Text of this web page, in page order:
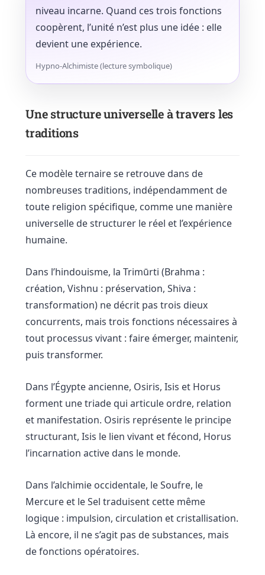
niveau incarne. Quand ces trois fonctions
coopèrent, l’unité n’est plus une idée : elle
devient une expérience.
Hypno-Alchimiste (lecture symbolique)
Une structure universelle à travers les
traditions
Ce modèle ternaire se retrouve dans de
nombreuses traditions, indépendamment de
toute religion spécifique, comme une manière
universelle de structurer le réel et l’expérience
humaine.
Dans l’hindouisme, la Trimūrti (Brahma :
création, Vishnu : préservation, Shiva :
transformation) ne décrit pas trois dieux
concurrents, mais trois fonctions nécessaires à
tout processus vivant : faire émerger, maintenir,
puis transformer.
Dans l’Égypte ancienne, Osiris, Isis et Horus
forment une triade qui articule ordre, relation
et manifestation. Osiris représente le principe
structurant, Isis le lien vivant et fécond, Horus
l’incarnation active dans le monde.
Dans l’alchimie occidentale, le Soufre, le
Mercure et le Sel traduisent cette même
logique : impulsion, circulation et cristallisation.
Là encore, il ne s’agit pas de substances, mais
de fonctions opératoires.